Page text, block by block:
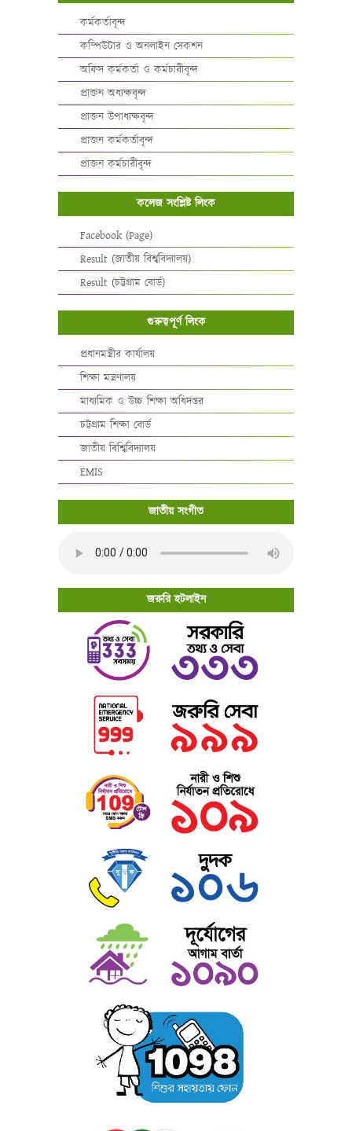
কর্মকর্তাবৃন্দ
কম্পিউটার ও অনলাইন সেকশন
অফিস কর্মকর্তা ও কর্মচারীবৃন্দ
প্রাক্তন অধ্যক্ষবৃন্দ
প্রাক্তন উপাধ্যক্ষবৃন্দ
প্রাক্তন কর্মকর্তাবৃন্দ
প্রাক্তন কর্মচারীবৃন্দ
কলেজ সংশ্লিষ্ট লিংক
Facebook (Page)
Result (জাতীয় বিশ্ববিদ্যালয়)
Result (চট্টগ্রাম বোর্ড)
গুরুত্বপূর্ণ লিংক
প্রধানমন্ত্রীর কার্যালয়
শিক্ষা মন্ত্রণালয়
মাধ্যমিক ও উচ্চ শিক্ষা অধিদপ্তর
চট্টগ্রাম শিক্ষা বোর্ড
জাতীয় বিশ্বিবিদ্যালয়
EMIS
জাতীয় সংগীত
জরুরি হটলাইন